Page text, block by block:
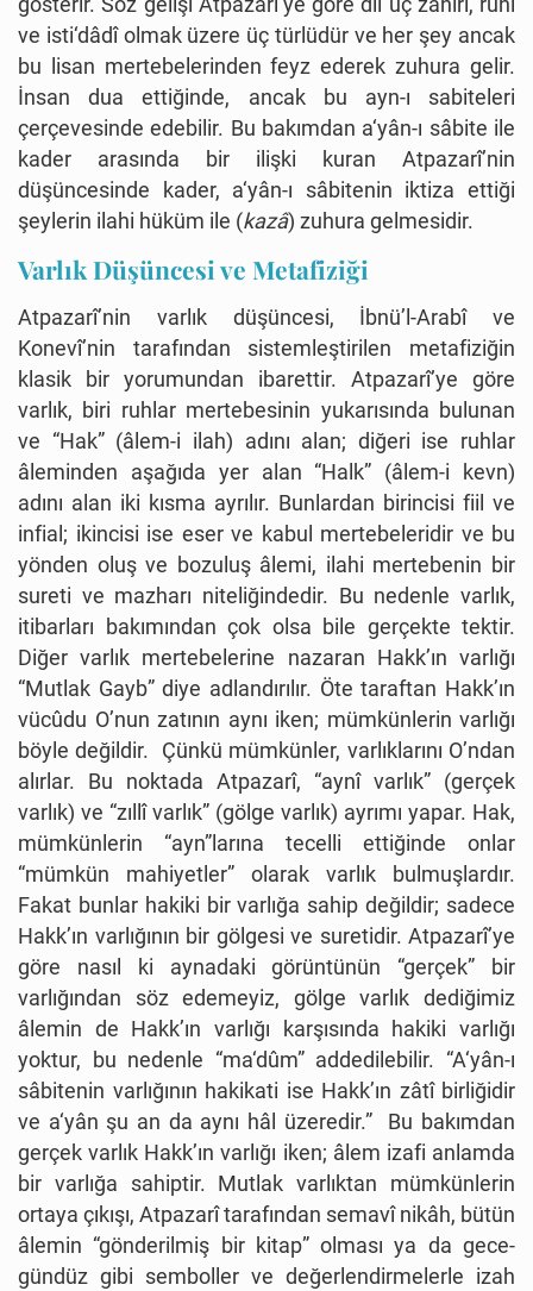
ve isti‘dâdî olmak üzere üç türlüdür ve her şey ancak
bu lisan mertebelerinden feyz ederek zuhura gelir.
İnsan dua ettiğinde, ancak bu ayn-ı sabiteleri
çerçevesinde edebilir. Bu bakımdan a‘yân-ı sâbite ile
kader arasında bir ilişki kuran Atpazarî’nin
düşüncesinde kader, a‘yân-ı sâbitenin iktiza ettiği
şeylerin ilahi hüküm ile (kazâ) zuhura gelmesidir.
Varlık Düşüncesi ve Metafiziği
Atpazarî’nin varlık düşüncesi, İbnü’l-Arabî ve
Konevî’nin tarafından sistemleştirilen metafiziğin
klasik bir yorumundan ibarettir. Atpazarî’ye göre
varlık, biri ruhlar mertebesinin yukarısında bulunan
ve “Hak” (âlem-i ilah) adını alan; diğeri ise ruhlar
âleminden aşağıda yer alan “Halk” (âlem-i kevn)
adını alan iki kısma ayrılır. Bunlardan birincisi fiil ve
infial; ikincisi ise eser ve kabul mertebeleridir ve bu
yönden oluş ve bozuluş âlemi, ilahi mertebenin bir
sureti ve mazharı niteliğindedir. Bu nedenle varlık,
itibarları bakımından çok olsa bile gerçekte tektir.
Diğer varlık mertebelerine nazaran Hakk’ın varlığı
“Mutlak Gayb” diye adlandırılır. Öte taraftan Hakk’ın
vücûdu O’nun zatının aynı iken; mümkünlerin varlığı
böyle değildir. Çünkü mümkünler, varlıklarını O’ndan
alırlar. Bu noktada Atpazarî, “aynî varlık” (gerçek
varlık) ve “zıllî varlık” (gölge varlık) ayrımı yapar. Hak,
mümkünlerin “ayn”larına tecelli ettiğinde onlar
“mümkün mahiyetler” olarak varlık bulmuşlardır.
Fakat bunlar hakiki bir varlığa sahip değildir; sadece
Hakk’ın varlığının bir gölgesi ve suretidir. Atpazarî’ye
göre nasıl ki aynadaki görüntünün “gerçek” bir
varlığından söz edemeyiz, gölge varlık dediğimiz
âlemin de Hakk’ın varlığı karşısında hakiki varlığı
yoktur, bu nedenle “ma‘dûm” addedilebilir. “A‘yân-ı
sâbitenin varlığının hakikati ise Hakk’ın zâtî birliğidir
ve a‘yân şu an da aynı hâl üzeredir.” Bu bakımdan
gerçek varlık Hakk’ın varlığı iken; âlem izafi anlamda
bir varlığa sahiptir. Mutlak varlıktan mümkünlerin
ortaya çıkışı, Atpazarî tarafından semavî nikâh, bütün
âlemin “gönderilmiş bir kitap” olması ya da gece-
gündüz gibi semboller ve değerlendirmelerle izah